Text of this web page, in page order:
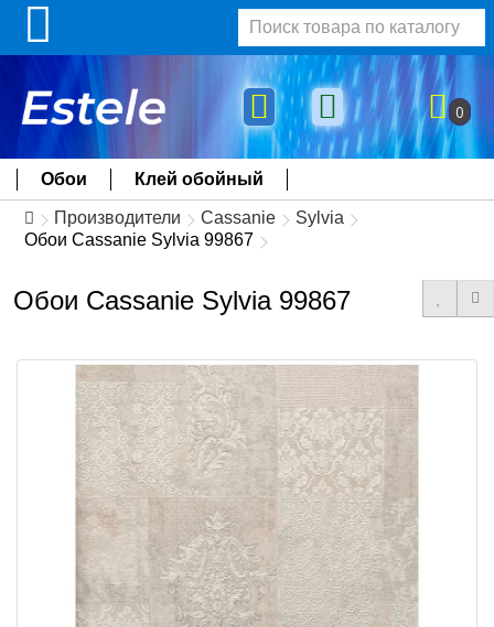
0
Обои Клей обойный
Производители Cassanie
Sylvia
Обои Cassanie Sylvia 99867
Обои Cassanie Sylvia 99867